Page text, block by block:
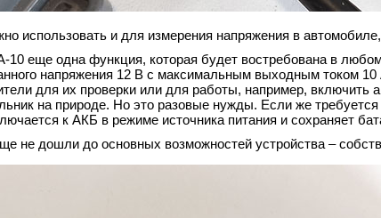
использовать и для измерения напряжения в
10 еще одна функция, которая будет востребована в
напряжения 12 В с максимальным выходным током
для их проверки или для работы, например, включить
на природе. Но это разовые нужды. Если же требуется
к АКБ в режиме источника питания и сохраняет
не дошли до основных возможностей устройства –